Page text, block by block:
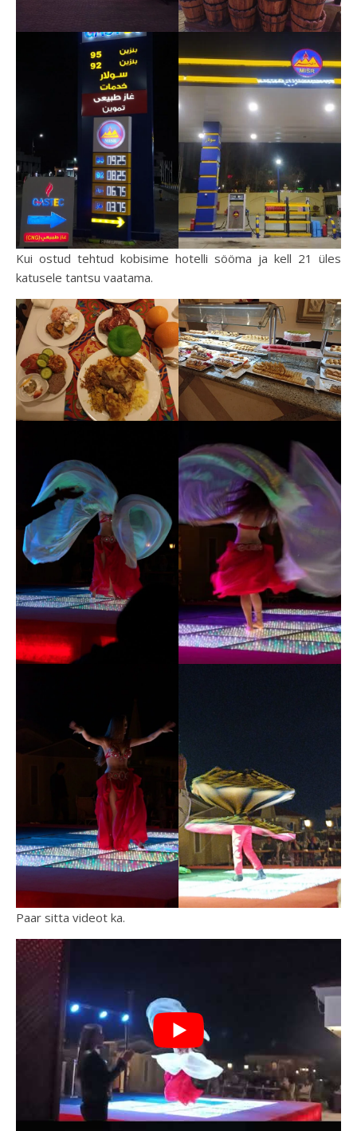
Kui ostud tehtud kobisime hotelli sööma ja kell 21 üles
katusele tantsu vaatama.
Paar sitta videot ka.